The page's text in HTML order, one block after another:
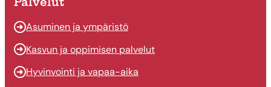
Asuminen ja ympäristö
Kasvun ja oppimisen palvelut
Hyvinvointi ja vapaa-aika